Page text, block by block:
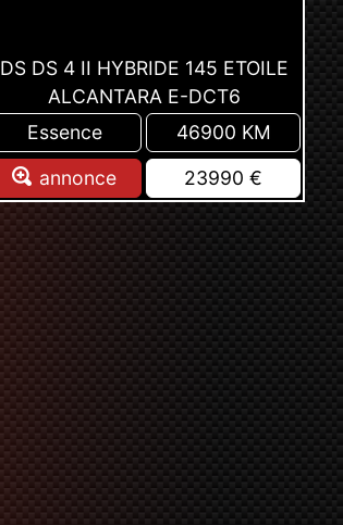
DS DS 4 II HYBRIDE 145 ETOILE
ALCANTARA E-DCT6
Essence
46900 KM
annonce
23990 €